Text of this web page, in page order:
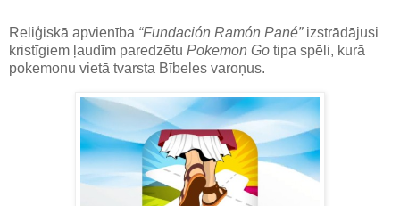
Reliģiskā apvienība “Fundación Ramón Pané”izstrādājusi
kristīgiem ļaudīm paredzētu Pokemon Go tipa spēli, kurā
pokemonu vietā tvarsta Bībeles varoņus.